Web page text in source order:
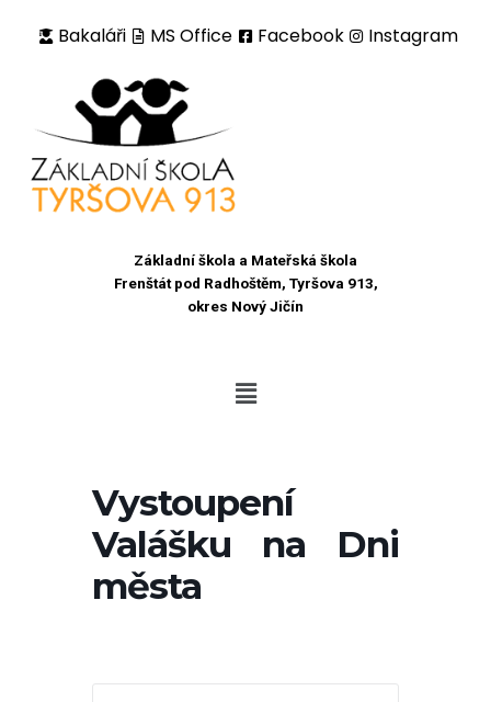
Bakaláři MS Office Facebook Instagram
Základní škola a Mateřská škola
Frenštát pod Radhoštěm, Tyršova 913,
okres Nový Jičín
Vystoupení
Valášku na Dni
města